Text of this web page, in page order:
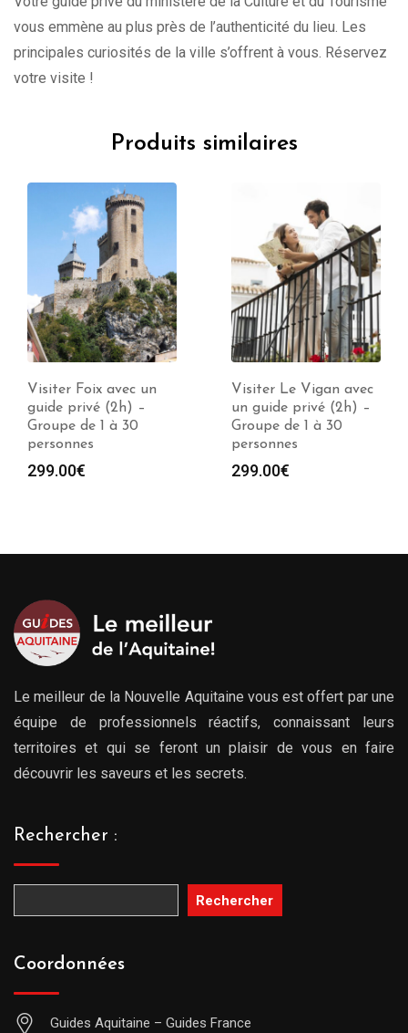
vous emmène au plus près de l’authenticité du lieu. Les
principales curiosités de la ville s’offrent à vous. Réservez
votre visite !
Produits similaires
Visiter Le Vigan avec
un guide privé (2h) –
Groupe de 1 à 30
personnes
299.00€
Visiter Béziers avec un
guide privé (2h) –
Groupe de 1 à 30
personnes
299.00€
Le meilleur de la Nouvelle Aquitaine vous est offert par une
équipe de professionnels réactifs, connaissant leurs
territoires et qui se feront un plaisir de vous en faire
découvrir les saveurs et les secrets.
Rechercher :
Rechercher
Coordonnées
Guides Aquitaine – Guides France